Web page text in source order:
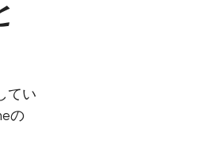
てい
の